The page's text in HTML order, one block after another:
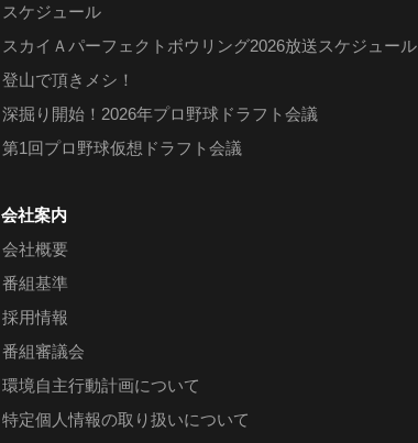
スケジュール
スカイＡパーフェクトボウリング2026放送スケジュール
登山で頂きメシ！
深掘り開始！2026年プロ野球ドラフト会議
第1回プロ野球仮想ドラフト会議
会社案内
会社概要
番組基準
採用情報
番組審議会
環境自主行動計画について
特定個人情報の取り扱いについて